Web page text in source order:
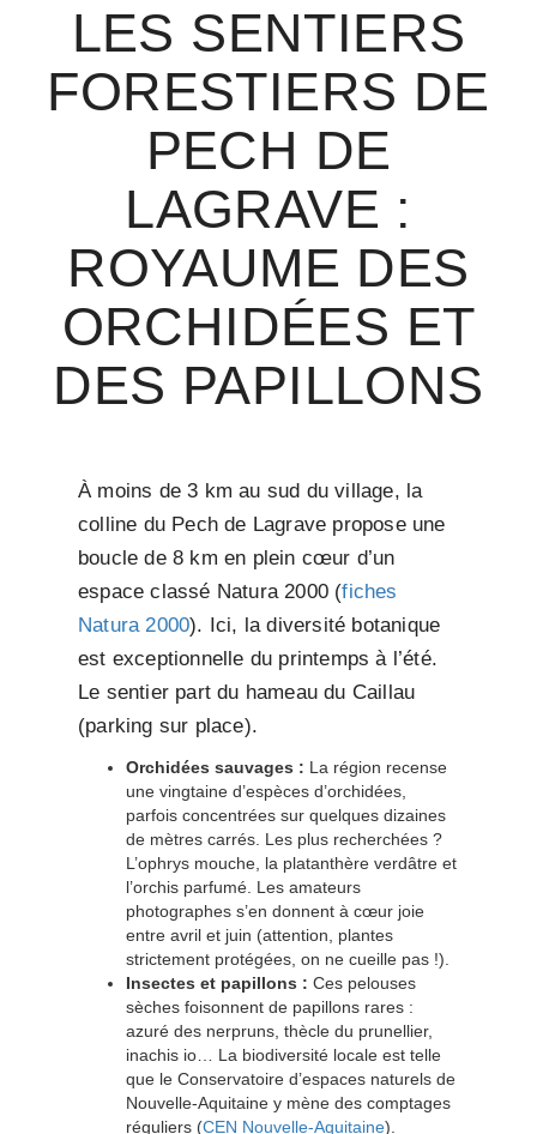
LES SENTIERS
FORESTIERS DE
PECH DE
LAGRAVE :
ROYAUME DES
ORCHIDÉES ET
DES PAPILLONS
À moins de 3 km au sud du village, la
colline du Pech de Lagrave propose une
boucle de 8 km en plein cœur d’un
espace classé Natura 2000 (fiches
Natura 2000). Ici, la diversité botanique
est exceptionnelle du printemps à l’été.
Le sentier part du hameau du Caillau
(parking sur place).
Orchidées sauvages : La région recense
une vingtaine d’espèces d’orchidées,
parfois concentrées sur quelques dizaines
de mètres carrés. Les plus recherchées ?
L’ophrys mouche, la platanthère verdâtre et
l’orchis parfumé. Les amateurs
photographes s’en donnent à cœur joie
entre avril et juin (attention, plantes
strictement protégées, on ne cueille pas !).
Insectes et papillons : Ces pelouses
sèches foisonnent de papillons rares :
azuré des nerpruns, thècle du prunellier,
inachis io… La biodiversité locale est telle
que le Conservatoire d’espaces naturels de
Nouvelle-Aquitaine y mène des comptages
réguliers (CEN Nouvelle-Aquitaine).